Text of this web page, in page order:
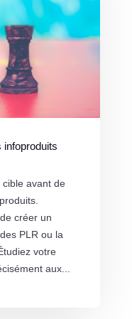
infoproduits
cible avant de
créer un
PLR ou la
votre
aux...